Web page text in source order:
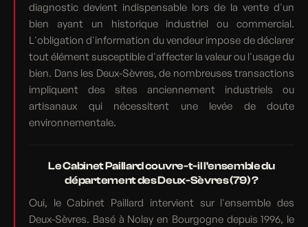
diagnostic devient indispensable lors de la vente d'un
bien ayant un historique industriel ou commercial.
L'obligation d'information du vendeur impose de déclarer
tout élément susceptible d'affecter la valeur ou l'usage du
bien. Dans les Deux-Sèvres, de nombreuses transactions
impliquent des sites anciennement industriels ou
artisanaux qui nécessitent une levée de doute
environnementale.
Le Cabinet Paillard couvre-t-il l'ensemble du
département des Deux-Sèvres (79) ?
Oui, le Cabinet Paillard intervient sur l'ensemble des
Deux-Sèvres. Basé à Nolay en Bourgogne depuis 1996, le